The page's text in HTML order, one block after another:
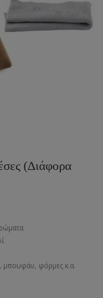
(Διάφορα
μπουφάν, φόρμες κ.α.